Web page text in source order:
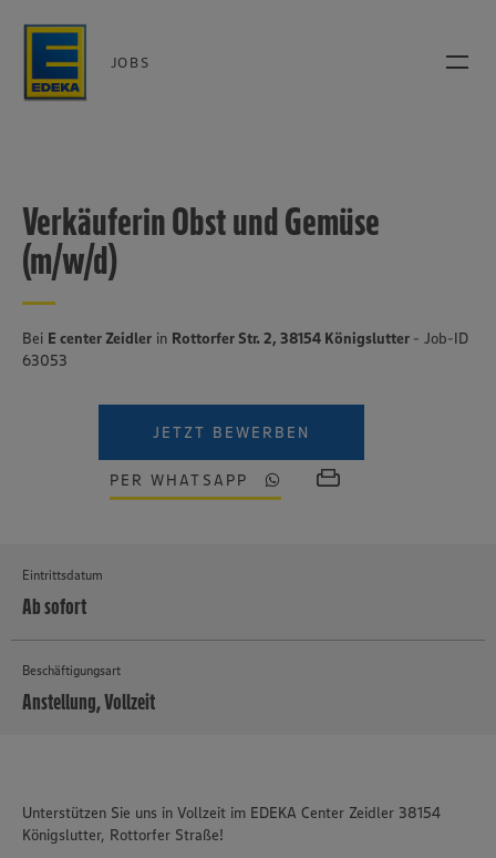
JOBS
Verkäuferin Obst und Gemüse
(m/w/d)
Bei E center Zeidler in Rottorfer Str. 2, 38154 Königslutter - Job-ID
63053
JETZT BEWERBEN
PER WHATSAPP
Eintrittsdatum
Ab sofort
Beschäftigungsart
Anstellung, Vollzeit
Unterstützen Sie uns in Vollzeit im EDEKA Center Zeidler 38154
Königslutter, Rottorfer Straße!